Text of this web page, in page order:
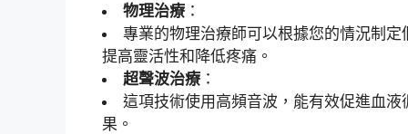
物理治療：
專業的物理治療師可以根據您的情況制
提高靈活性和降低疼痛。
超聲波治療：
這項技術使用高頻音波，能有效促進血
果。